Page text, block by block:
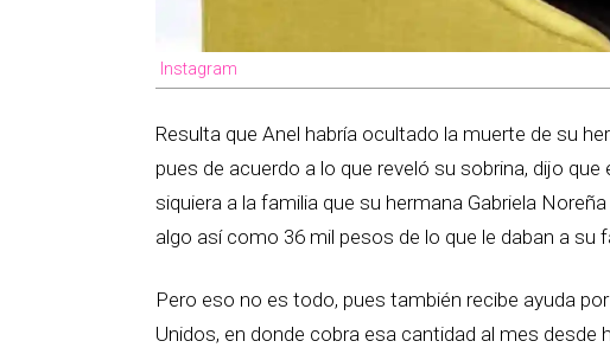
Instagram
Resulta que Anel habría ocultado la muerte de su
pues de acuerdo a lo que reveló su sobrina, dijo
siquiera a la familia que su hermana Gabriela
algo así como 36 mil pesos de lo que le daban a su
Pero eso no es todo, pues también recibe ayuda
Unidos, en donde cobra esa cantidad al mes desde